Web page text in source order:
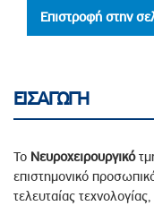
Επιστροφή στην
ΕΙΣΑΓΩΓΗ
Το Νευροχειρουργικό
επιστημονικό
τελευταίας